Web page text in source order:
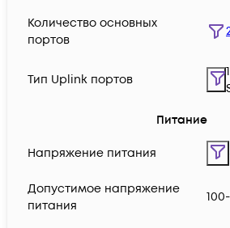
Количество основных
портов
Тип Uplink портов
Питание
Напряжение питания
Допустимое напряжение
питания